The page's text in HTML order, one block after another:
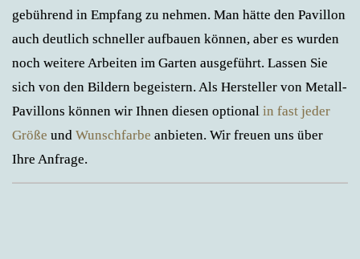
gebührend in Empfang zu nehmen. Man hätte den Pavillon
auch deutlich schneller aufbauen können, aber es wurden
noch weitere Arbeiten im Garten ausgeführt. Lassen Sie
sich von den Bildern begeistern. Als Hersteller von Metall-
Pavillons können wir Ihnen diesen optional in fast jeder
Größe und Wunschfarbe anbieten. Wir freuen uns über
Ihre Anfrage.